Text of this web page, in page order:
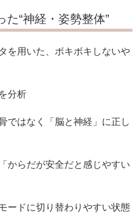
“神経・姿勢整体”
を用いた、ボキボキしないや
分析
ではなく「脳と神経」に正し
からだが安全だと感じやすい
ードに切り替わりやすい状態